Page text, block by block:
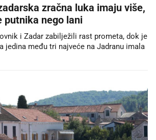
zračna luka imaju više,
putnika nego lani
i Zadar zabilježili rast prometa, dok je
jedina među tri najveće na Jadranu imala